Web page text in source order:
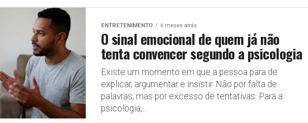
ENTRETENIMENTO 6 meses atrás
O sinal emocional de quem já não
tenta convencer segundo a psicologia
Existe um momento em que a pessoa para de
explicar, argumentar e insistir. Não por falta de
palavras, mas por excesso de tentativas. Para a
psicologia,...